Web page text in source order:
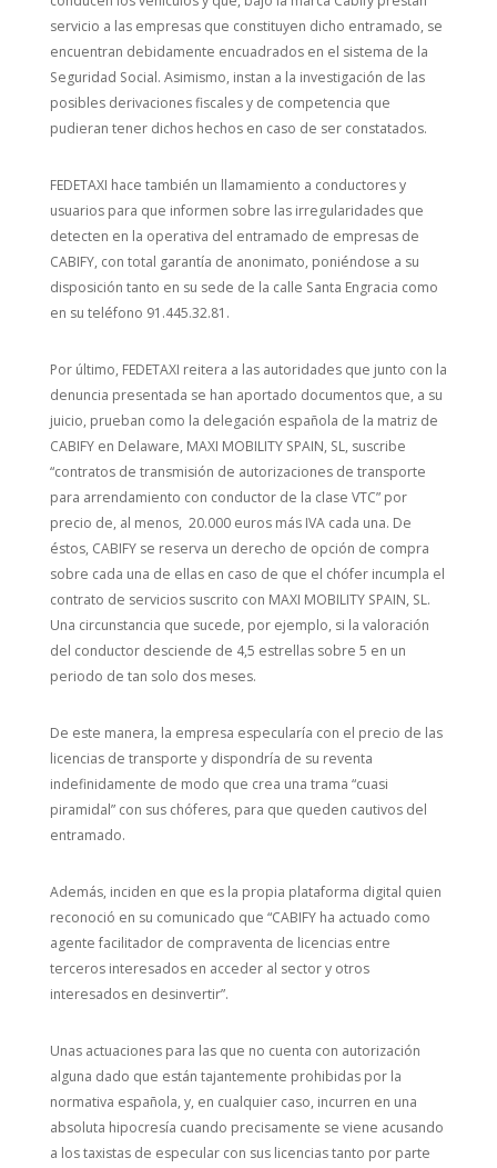
servicio a las empresas que constituyen dicho entramado, se
encuentran debidamente encuadrados en el sistema de la
Seguridad Social. Asimismo, instan a la investigación de las
posibles derivaciones fiscales y de competencia que
pudieran tener dichos hechos en caso de ser constatados.
FEDETAXI hace también un llamamiento a conductores y
usuarios para que informen sobre las irregularidades que
detecten en la operativa del entramado de empresas de
CABIFY, con total garantía de anonimato, poniéndose a su
disposición tanto en su sede de la calle Santa Engracia como
en su teléfono 91.445.32.81.
Por último, FEDETAXI reitera a las autoridades que junto con la
denuncia presentada se han aportado documentos que, a su
juicio, prueban como la delegación española de la matriz de
CABIFY en Delaware, MAXI MOBILITY SPAIN, SL, suscribe
“contratos de transmisión de autorizaciones de transporte
para arrendamiento con conductor de la clase VTC” por
precio de, al menos, 20.000 euros más IVA cada una. De
éstos, CABIFY se reserva un derecho de opción de compra
sobre cada una de ellas en caso de que el chófer incumpla el
contrato de servicios suscrito con MAXI MOBILITY SPAIN, SL.
Una circunstancia que sucede, por ejemplo, si la valoración
del conductor desciende de 4,5 estrellas sobre 5 en un
periodo de tan solo dos meses.
De este manera, la empresa especularía con el precio de las
licencias de transporte y dispondría de su reventa
indefinidamente de modo que crea una trama “cuasi
piramidal” con sus chóferes, para que queden cautivos del
entramado.
Además, inciden en que es la propia plataforma digital quien
reconoció en su comunicado que “CABIFY ha actuado como
agente facilitador de compraventa de licencias entre
terceros interesados en acceder al sector y otros
interesados en desinvertir”.
Unas actuaciones para las que no cuenta con autorización
alguna dado que están tajantemente prohibidas por la
normativa española, y, en cualquier caso, incurren en una
absoluta hipocresía cuando precisamente se viene acusando
a los taxistas de especular con sus licencias tanto por parte